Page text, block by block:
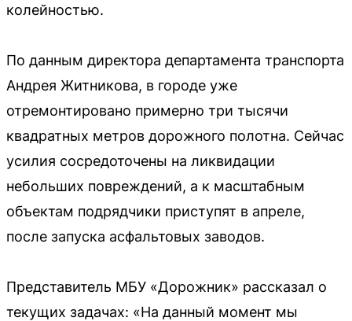
колейностью.
По данным директора департамента транспорта
Андрея Житникова, в городе уже
отремонтировано примерно три тысячи
квадратных метров дорожного полотна. Сейчас
усилия сосредоточены на ликвидации
небольших повреждений, а к масштабным
объектам подрядчики приступят в апреле,
после запуска асфальтовых заводов.
Представитель МБУ «Дорожник» рассказал о
текущих задачах: «На данный момент мы